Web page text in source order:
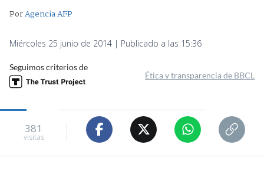
PorAgencia AFP
Miércoles 25 junio de 2014 | Publicado a las 15:36
Seguimos criterios de
Ética y transparencia de BBCL
381
visitas